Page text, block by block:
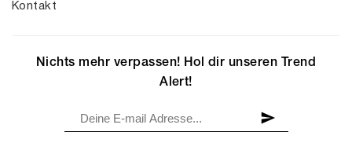
Kontakt
Nichts mehr verpassen! Hol dir unseren Trend
Alert!